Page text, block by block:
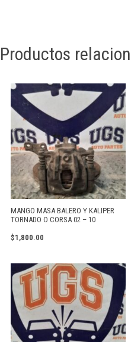
Productos
MANGO MASA BALERO Y KALIPER
TORNADO O CORSA 02 – 10
$1,800.00